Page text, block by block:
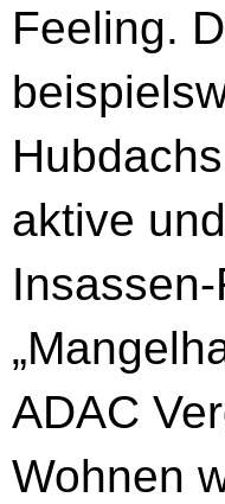
Feeling.
aktive
ADAC
Wohnen